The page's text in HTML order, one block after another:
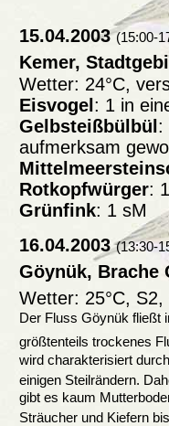
15.04.2003(15:00-
Kemer,
Wetter: 24°C,
Eisvogel : 1 in
Gelbsteißbülbül :
aufmerksam
Rotkopfwürger:
Grünfink: 1 sM
16.04.2003(13:30-
Göynük, Brache
Wetter: 25°C, S2,
Der Fluss Göynük fließt
größtenteils trockenes
wird charakterisiert
einigen Steilrändern.
gibt es kaum
Sträucher und Kiefern